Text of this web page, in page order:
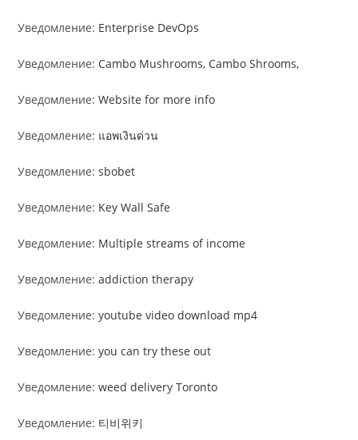
Уведомление: Enterprise DevOps
Уведомление: Cambo Mushrooms, Cambo Shrooms,
Уведомление:Website for more info
Уведомление: แอพเงินด่วน
Уведомление:sbobet
Уведомление: Key Wall Safe
Уведомление: Multiple streams of income
Уведомление:addiction therapy
Уведомление:youtube video download mp4
Уведомление:you can try these out
Уведомление:weed delivery Toronto
Уведомление: 티비위키